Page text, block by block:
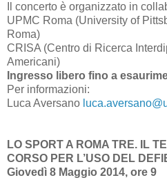
Il concerto è organizzato in
UPMC Roma (University of
Roma)
CRISA (Centro di Ricerca
Americani)
Ingresso libero fino a
Per informazioni:
Luca Aversano
LO SPORT A ROMA TRE. IL
CORSO PER L’USO DEL
Giovedì 8 Maggio 2014, ore 9